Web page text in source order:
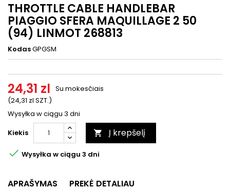
THROTTLE CABLE HANDLEBAR
PIAGGIO SFERA MAQUILLAGE 2 50
(94) LINMOT 268813
KodasGPGSM
24,31 zl
(24,31 zl SZT.)
Su mokesčiais
Wysyłka w ciągu 3 dni
Kiekis
 Į krepšelį
 Wysyłka w ciągu 3 dni
APRAŠYMAS PREKĖ DETALIAU